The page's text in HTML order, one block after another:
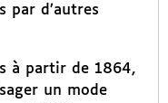
par d’autres
à partir de 1864,
un mode